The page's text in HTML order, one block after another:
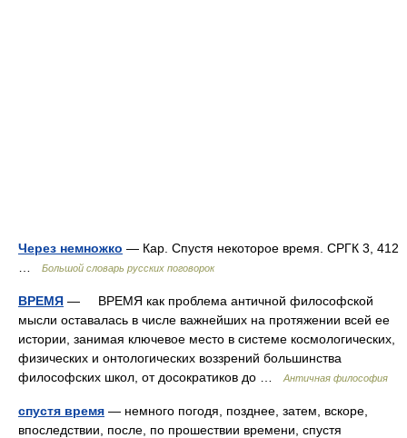
Через немножко — Кар. Спустя некоторое время. СРГК 3, 412
Большой словарь русских поговорок
ВРЕМЯ — ВРЕМЯ как проблема античной философской
мысли оставалась в числе важнейших на протяжении всей ее
истории, занимая ключевое место в системе космологических,
физических и онтологических воззрений большинства
философских школ, от досократиков до …
Античная философия
спустя время — немного погодя, позднее, затем, вскоре,
впоследствии, после, по прошествии времени, спустя